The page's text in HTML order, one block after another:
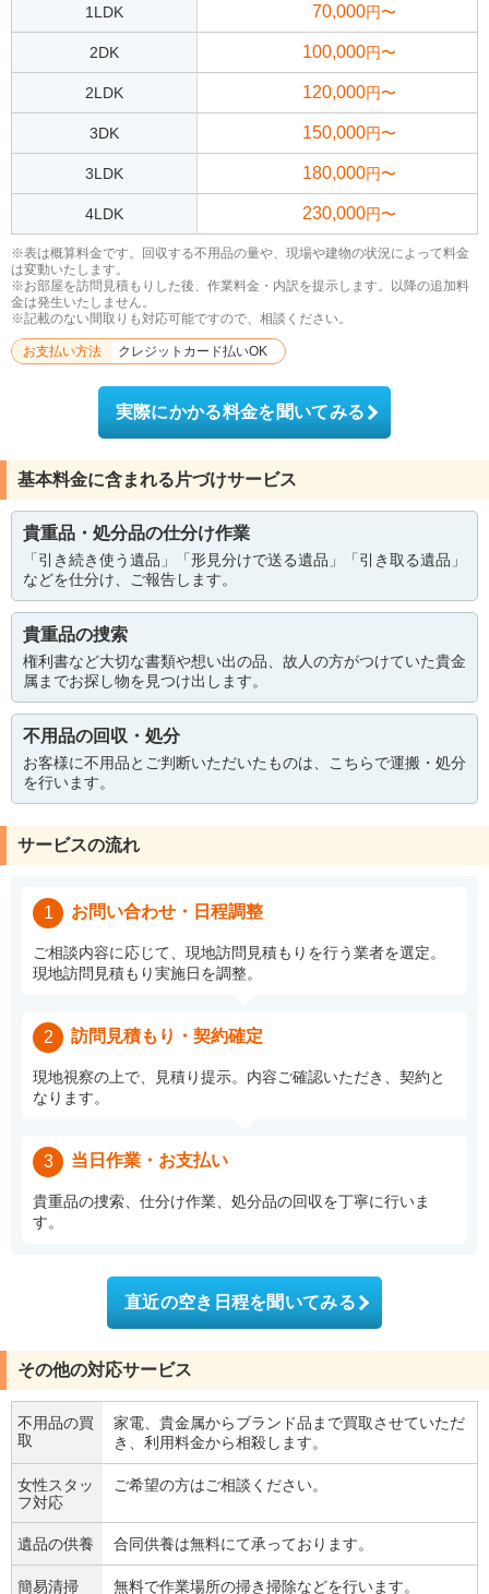
1LDK 70,000円〜
2DK 100,000円〜
2LDK 120,000円〜
3DK 150,000円〜
3LDK 180,000円〜
4LDK 230,000円〜
※表は概算料金です。回収する不用品の量や、現場や建物の状況によって料金
は変動いたします。
※お部屋を訪問見積もりした後、作業料金・内訳を提示します。以降の追加料
金は発生いたしません。
※記載のない間取りも対応可能ですので、相談ください。
お支払い方法 クレジットカード払いOK
実際にかかる料金を聞いてみる
基本料金に含まれる片づけサービス
貴重品・処分品の仕分け作業
「引き続き使う遺品」「形見分けで送る遺品」「引き取る遺品」
などを仕分け、ご報告します。
貴重品の捜索
権利書など大切な書類や想い出の品、故人の方がつけていた貴金
属までお探し物を見つけ出します。
不用品の回収・処分
お客様に不用品とご判断いただいたものは、こちらで運搬・処分
を行います。
サービスの流れ
1 お問い合わせ・日程調整
ご相談内容に応じて、現地訪問見積もりを行う業者を選定。
現地訪問見積もり実施日を調整。
2 訪問見積もり・契約確定
現地視察の上で、見積り提示。内容ご確認いただき、契約と
なります。
3 当日作業・お支払い
貴重品の捜索、仕分け作業、処分品の回収を丁寧に行いま
す。
直近の空き日程を聞いてみる
その他の対応サービス
不用品の買
取
家電、貴金属からブランド品まで買取させていただ
き、利用料金から相殺します。
女性スタッ
フ対応
ご希望の方はご相談ください。
遺品の供養 合同供養は無料にて承っております。
簡易清掃 無料で作業場所の掃き掃除などを行います。